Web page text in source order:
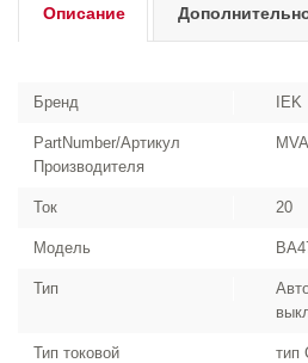
Описание
Бренд IEK
PartNumber/Артикул
Производителя
Ток 20
Модель
Тип
Тип токовой
тип